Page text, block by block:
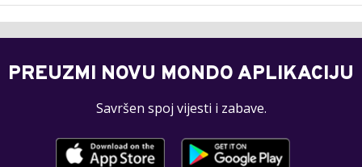
PREUZMI NOVU MONDO APLIKACIJU
Savršen spoj vijesti i zabave.